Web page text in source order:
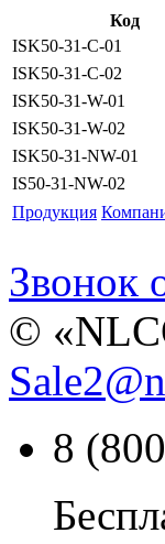
Код
ISK50-31-C-01
ISK50-31-C-02
ISK50-31-W-01
ISK50-31-W-02
ISK50-31-NW-01
IS50-31-NW-02
Продукция
Звонок
©
Sale2@
8